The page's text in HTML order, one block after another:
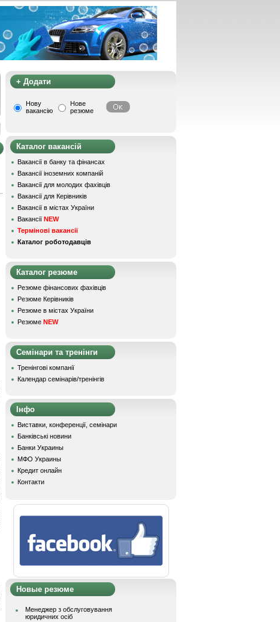
+ Додати
Нову
вакансію
Нове
резюме
Каталог вакансій
Вакансії в банку та фінансах
Вакансії іноземних компаній
Вакансії для молодих фахівців
Вакансії для Керівників
Вакансії в містах України
Вакансії NEW
Термінові вакансії
Каталог роботодавців
Каталог резюме
Резюме фінансових фахівців
Резюме Керівників
Резюме в містах України
Резюме NEW
Семінари та тренінги
Тренінгові компанії
Календар семінарів/тренінгів
Інфо
Виставки, конференції, семінари
Банківські новини
Банки Украины
МФО Украины
Кредит онлайн
Контакти
Новые резюме
Менеджер з обслуговування
юридичних осіб